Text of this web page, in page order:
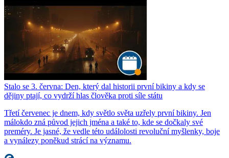
Stalo se 3. června: Den, který dal historii první bikiny a kdy se
dějiny ptají, co vydrží hlas člověka proti síle státu
Třetí červenec je dnem, kdy světlo světa uzřely první bikiny. Jen
málokdo zná původ jejich jména a také to, kde se dočkaly své
preméry. Je jasné, že vedle této událolosti revoluční myšlenky, boje
a vynálezy poněkud strácí na významu.